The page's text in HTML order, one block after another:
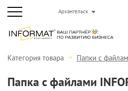
Архангельск
Категория товара Папки с
Папка с файлами